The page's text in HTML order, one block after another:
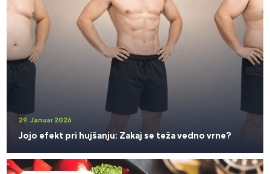
29. Januar 2026
Jojo efekt pri hujšanju: Zakaj se teža vedno vrne?